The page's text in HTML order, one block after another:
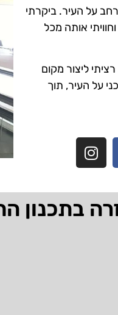
על העיר. ביקרתי
אותה מכל
רציתי ליצור מקום
על העיר, תוך
בתכנון